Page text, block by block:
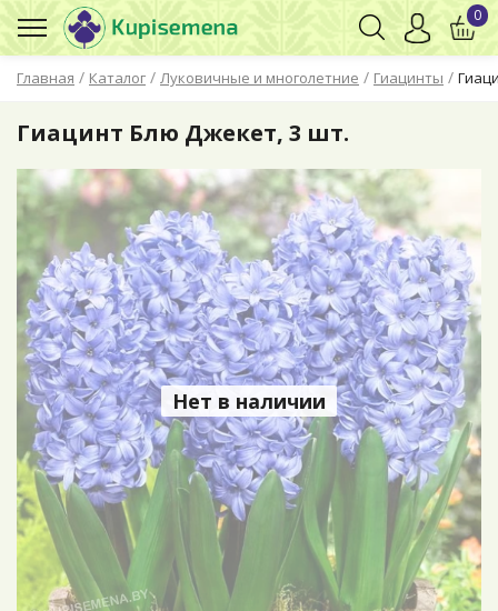
Главная / Каталог / Луковичные и многолетние / Гиацинты /
0
Гиацинт Блю Джекет, 3 шт.
Нет в наличии